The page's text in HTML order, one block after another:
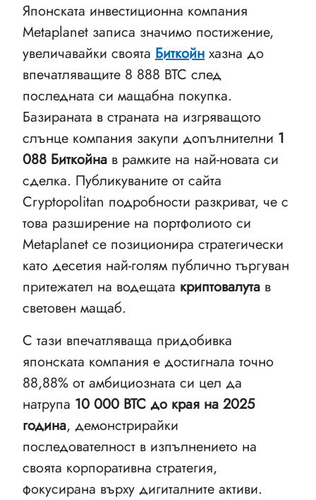
Японската инвестиционна компания
Metaplanet записа значимо постижение,
увеличавайки своята Биткойн хазна до
впечатляващите 8 888 BTC след
последната си мащабна покупка.
Базираната в страната на изгряващото
слънце компания закупи допълнителни 1
088 Биткойна в рамките на най-новата си
сделка. Публикуваните от сайта
Cryptopolitan подробности разкриват, че с
това разширение на портфолиото си
Metaplanet се позиционира стратегически
като десетия най-голям публично търгуван
притежател на водещата криптовалута в
световен мащаб.
С тази впечатляваща придобивка
японската компания е достигнала точно
88,88% от амбициозната си цел да
натрупа 10 000 BTC до края на 2025
година, демонстрирайки
последователност в изпълнението на
своята корпоративна стратегия,
фокусирана върху дигиталните активи.